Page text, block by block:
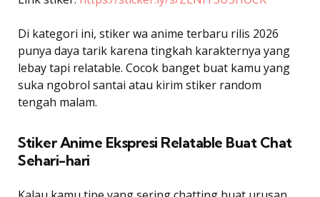
Di kategori ini, stiker wa anime terbaru rilis 2026
punya daya tarik karena tingkah karakternya yang
lebay tapi relatable. Cocok banget buat kamu yang
suka ngobrol santai atau kirim stiker random
tengah malam.
Stiker Anime Ekspresi Relatable Buat Chat
Sehari-hari